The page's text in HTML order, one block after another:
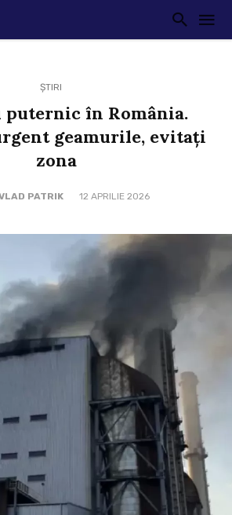
ȘTIRI
puternic în România.
geamurile, evitați
zona
PATRIK 12 APRILIE 2026